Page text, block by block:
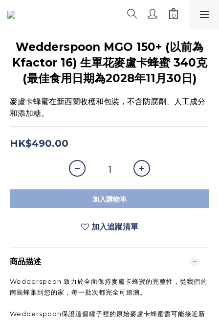
Wedderspoon MGO 150+ (以前為
Kfactor 16) 生單花麥盧卡蜂蜜 340克
(最佳食用日期為2028年11月30日)
麥盧卡蜂蜜在新西蘭收穫和包裝，不含防腐劑、人工成分
和添加糖。
HK$490.00
加入購物車
加入追蹤清單
商品描述
Wedderspoon 致力於全面保持麥盧卡蜂蜜的完整性，從我們的
南島蜂巢到您的家，每一批次都完全可追溯。
Wedderspoon保證這個罐子裡的原始麥盧卡蜂蜜盡可能接近新